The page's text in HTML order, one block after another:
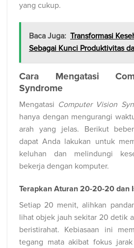
yang cukup.
Baca Juga: Transformasi
Sebagai Kunci Produktivitas
Cara Mengatasi
Syndrome
Mengatasi Computer Vision
hanya dengan mengurangi
arah yang jelas. Berikut
dapat Anda lakukan untuk
keluhan dan melindungi
bekerja dengan komputer.
Terapkan Aturan 20-20-20 dan
Setiap 20 menit, alihkan
lihat objek jauh sekitar 20 detik
beristirahat. Kebiasaan ini
tegang mata akibat fokus